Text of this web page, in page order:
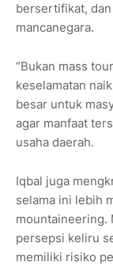
bersertifikat,
mancanegara.
“Bukan mass
keselamatan
besar untuk
agar manfaat
usaha daerah.
Iqbal juga
selama ini lebih
mountaineering.
persepsi keliru
memiliki risiko